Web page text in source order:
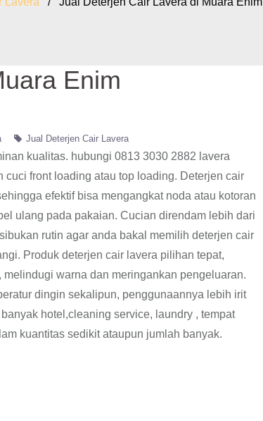
Enim
Jual Deterjen Cair Lavera
kualitas. hubungi 0813 3030 2882 lavera
front loading atau top loading. Deterjen cair
efektif bisa mengangkat noda atau kotoran
ulang pada pakaian. Cucian direndam lebih dari
rutin agar anda bakal memilih deterjen cair
Produk deterjen cair lavera pilihan tepat,
warna dan meringankan pengeluaran.
dingin sekalipun, penggunaannya lebih irit
hotel,cleaning service, laundry , tempat
kuantitas sedikit ataupun jumlah banyak.